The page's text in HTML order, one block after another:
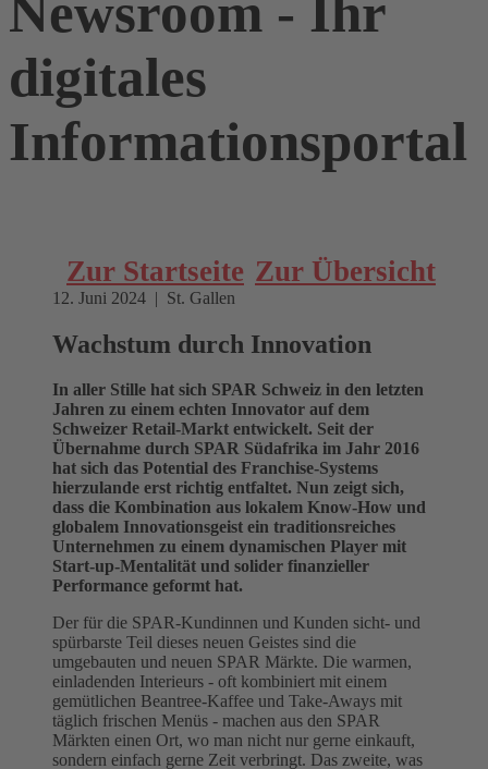
Newsroom - Ihr
digitales
Informationsportal
Zur Übersicht
Zur Startseite
12. Juni 2024 | St. Gallen
Wachstum durch Innovation
In aller Stille hat sich SPAR Schweiz in den letzten
Jahren zu einem echten Innovator auf dem
Schweizer Retail-Markt entwickelt. Seit der
Übernahme durch SPAR Südafrika im Jahr 2016
hat sich das Potential des Franchise-Systems
hierzulande erst richtig entfaltet. Nun zeigt sich,
dass die Kombination aus lokalem Know-How und
globalem Innovationsgeist ein traditionsreiches
Unternehmen zu einem dynamischen Player mit
Start-up-Mentalität und solider finanzieller
Performance geformt hat.
Der für die SPAR-Kundinnen und Kunden sicht- und
spürbarste Teil dieses neuen Geistes sind die
umgebauten und neuen SPAR Märkte. Die warmen,
einladenden Interieurs - oft kombiniert mit einem
gemütlichen Beantree-Kaffee und Take-Aways mit
täglich frischen Menüs - machen aus den SPAR
Märkten einen Ort, wo man nicht nur gerne einkauft,
sondern einfach gerne Zeit verbringt. Das zweite, was